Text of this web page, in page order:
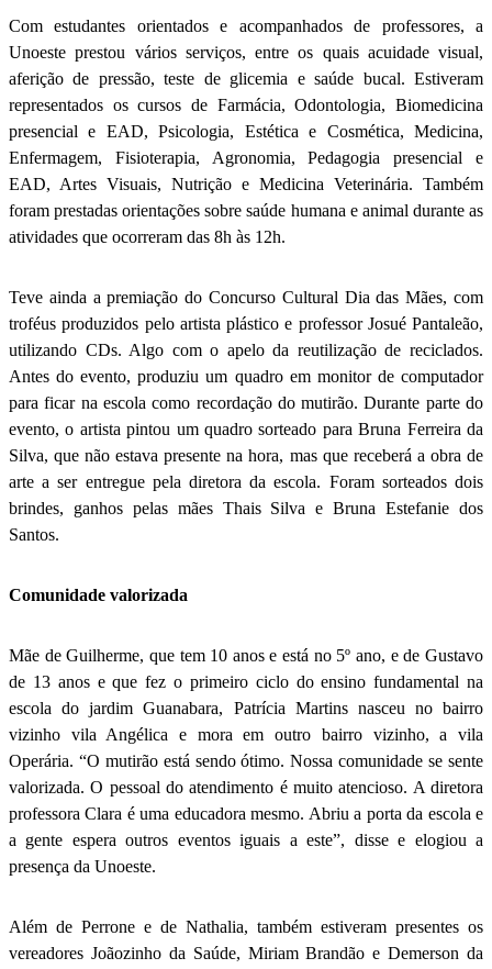
Com estudantes orientados e acompanhados de professores, a
Unoeste prestou vários serviços, entre os quais acuidade visual,
aferição de pressão, teste de glicemia e saúde bucal. Estiveram
representados os cursos de Farmácia, Odontologia, Biomedicina
presencial e EAD, Psicologia, Estética e Cosmética, Medicina,
Enfermagem, Fisioterapia, Agronomia, Pedagogia presencial e
EAD, Artes Visuais, Nutrição e Medicina Veterinária. Também
foram prestadas orientações sobre saúde humana e animal durante as
atividades que ocorreram das 8h às 12h.
Teve ainda a premiação do Concurso Cultural Dia das Mães, com
troféus produzidos pelo artista plástico e professor Josué Pantaleão,
utilizando CDs. Algo com o apelo da reutilização de reciclados.
Antes do evento, produziu um quadro em monitor de computador
para ficar na escola como recordação do mutirão. Durante parte do
evento, o artista pintou um quadro sorteado para Bruna Ferreira da
Silva, que não estava presente na hora, mas que receberá a obra de
arte a ser entregue pela diretora da escola. Foram sorteados dois
brindes, ganhos pelas mães Thais Silva e Bruna Estefanie dos
Santos.
Comunidade valorizada
Mãe de Guilherme, que tem 10 anos e está no 5º ano, e de Gustavo
de 13 anos e que fez o primeiro ciclo do ensino fundamental na
escola do jardim Guanabara, Patrícia Martins nasceu no bairro
vizinho vila Angélica e mora em outro bairro vizinho, a vila
Operária. “O mutirão está sendo ótimo. Nossa comunidade se sente
valorizada. O pessoal do atendimento é muito atencioso. A diretora
professora Clara é uma educadora mesmo. Abriu a porta da escola e
a gente espera outros eventos iguais a este”, disse e elogiou a
presença da Unoeste.
Além de Perrone e de Nathalia, também estiveram presentes os
vereadores Joãozinho da Saúde, Miriam Brandão e Demerson da